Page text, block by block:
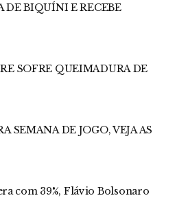
DE BIQUÍNI E RECEBE
SOFRE QUEIMADURA DE
SEMANA DE JOGO, VEJA AS
com 39%, Flávio Bolsonaro